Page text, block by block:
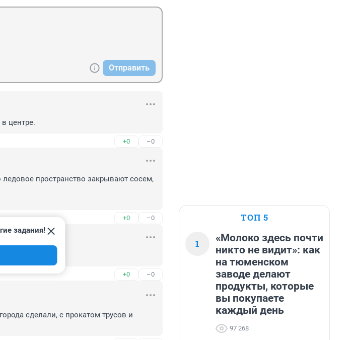
Отправить
центре.
+0 –0
ледовое пространство закрывают сосем,
+0 –0
+0 –0
задания!
сделали, с прокатом трусов и
ТОП 5
1
«Молоко здесь почти
никто не видит»: как
на тюменском
заводе делают
продукты, которые
вы покупаете
каждый день
97 268